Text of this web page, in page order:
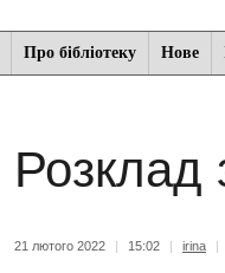
Про бібліотеку Нове
Розклад
21 лютого 2022 | 15:02 | irina |